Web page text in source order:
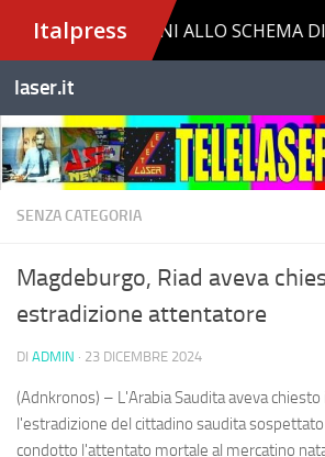
Salta al contenuto
laser.it
SENZA CATEGORIA
Magdeburgo, Riad aveva
estradizione attentatore
DI ADMIN · 23 DICEMBRE 2024
(Adnkronos) – L'Arabia Saudita aveva
l'estradizione del cittadino saudita
condotto l'attentato mortale al mercatino